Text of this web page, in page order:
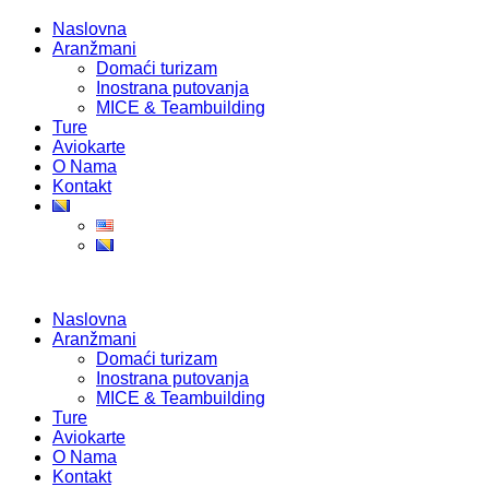
Naslovna
Aranžmani
Domaći turizam
Inostrana putovanja
MICE & Teambuilding
Ture
Aviokarte
O Nama
Kontakt
Naslovna
Aranžmani
Domaći turizam
Inostrana putovanja
MICE & Teambuilding
Ture
Aviokarte
O Nama
Kontakt